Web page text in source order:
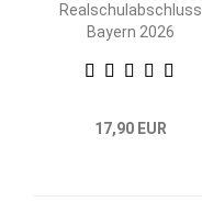
Realschulabschluss
Bayern 2026
17,90 EUR